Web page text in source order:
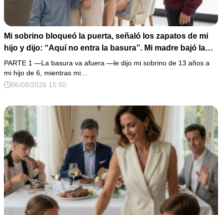
Mi sobrino bloqueó la puerta, señaló los zapatos de mi
hijo y dijo: “Aquí no entra la basura”. Mi madre bajó la
mirada y mi hermana siguió tomando café como si nada.
Yo asentí, abracé a mi niño y me fui sin reclamar. Pero al
cancelar el depósito mensual descubrí que llevaba años
de humillarlo.
PARTE 1 —La basura va afuera —le dijo mi sobrino de 13 años a
mi hijo de 6, mientras mi…
06/08/2026 15:50